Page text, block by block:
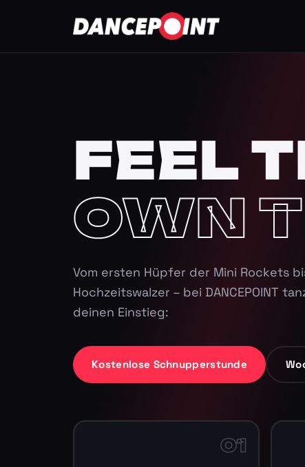
FEEL
OWN
Vom ersten Hüpfer der Mini Rockets
Hochzeitswalzer – bei DANCEPOINT
deinen Einstieg:
Kostenlose Schnupperstunde
01